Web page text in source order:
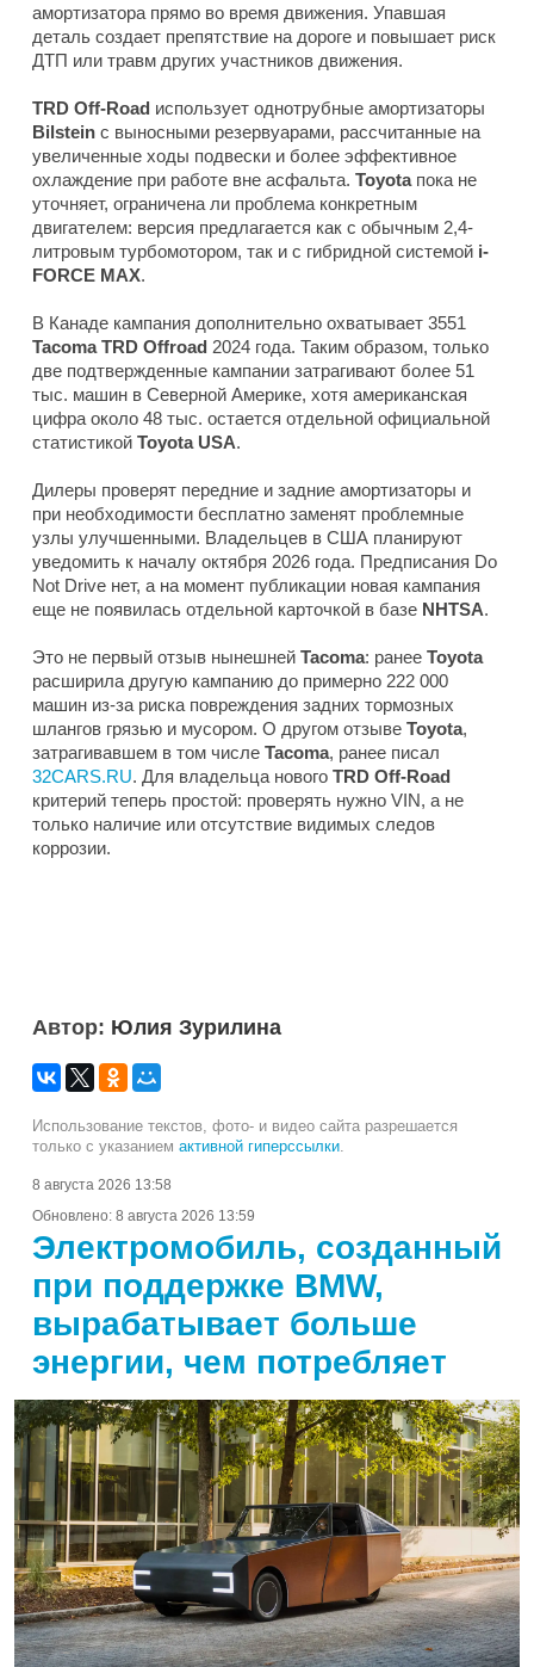
амортизатора прямо во время движения. Упавшая
деталь создает препятствие на дороге и повышает риск
ДТП или травм других участников движения.
TRD Off-Road использует однотрубные амортизаторы
Bilstein с выносными резервуарами, рассчитанные на
увеличенные ходы подвески и более эффективное
охлаждение при работе вне асфальта. Toyotaпока не
уточняет, ограничена ли проблема конкретным
двигателем: версия предлагается как с обычным 2,4-
литровым турбомотором, так и с гибридной системой i-
FORCE MAX.
В Канаде кампания дополнительно охватывает 3551
Tacoma TRD Offroad 2024 года. Таким образом, только
две подтвержденные кампании затрагивают более 51
тыс. машин в Северной Америке, хотя американская
цифра около 48 тыс. остается отдельной официальной
статистикой Toyota USA.
Дилеры проверят передние и задние амортизаторы и
при необходимости бесплатно заменят проблемные
узлы улучшенными. Владельцев в США планируют
уведомить к началу октября 2026 года. Предписания Do
Not Drive нет, а на момент публикации новая кампания
еще не появилась отдельной карточкой в базе NHTSA.
Это не первый отзыв нынешней Tacoma: ранее Toyota
расширила другую кампанию до примерно 222 000
машин из-за риска повреждения задних тормозных
шлангов грязью и мусором. О другом отзыве Toyota,
затрагивавшем в том числе Tacoma, ранее писал
32CARS.RU. Для владельца нового TRD Off-Road
критерий теперь простой: проверять нужно VIN, а не
только наличие или отсутствие видимых следов
коррозии.
Автор: Юлия Зурилина
Использование текстов, фото- и видео сайта разрешается
только с указанием активной гиперссылки
8 августа 2026 13:58
Обновлено: 8 августа 2026 13:59
Электромобиль, созданный
при поддержке BMW,
вырабатывает больше
энергии, чем потребляет